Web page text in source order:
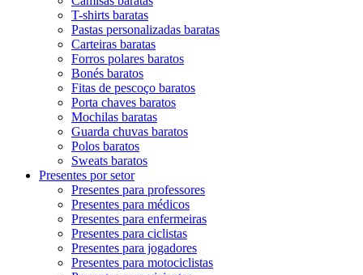
T-shirts baratas
Pastas personalizadas baratas
Carteiras baratas
Forros polares baratos
Bonés baratos
Fitas de pescoço baratos
Porta chaves baratos
Mochilas baratas
Guarda chuvas baratos
Polos baratos
Sweats baratos
Presentes por setor
Presentes para professores
Presentes para médicos
Presentes para enfermeiras
Presentes para ciclistas
Presentes para jogadores
Presentes para motociclistas